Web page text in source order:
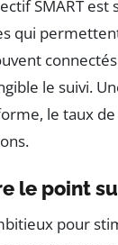
SMART est
qui
le suivi.
le taux
le point
pour